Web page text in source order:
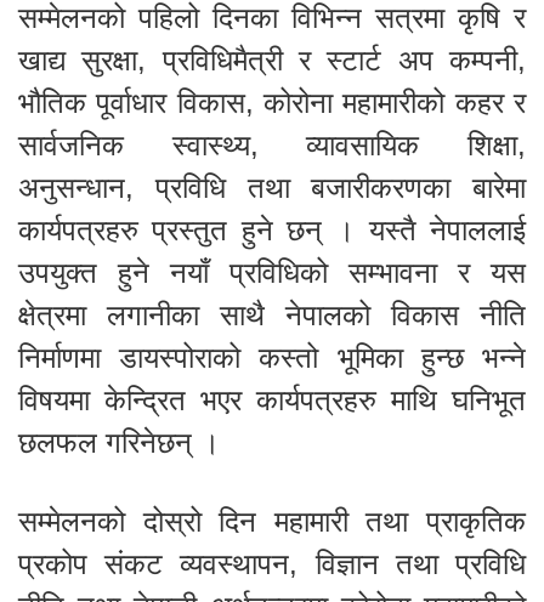
सम्मेलनको पहिलो दिनका विभिन्न सत्रमा कृषि र
खाद्य सुरक्षा, प्रविधिमैत्री र स्टार्ट अप कम्पनी,
भौतिक पूर्वाधार विकास, कोरोना महामारीको कहर र
सार्वजनिक स्वास्थ्य, व्यावसायिक शिक्षा,
अनुसन्धान, प्रविधि तथा बजारीकरणका बारेमा
कार्यपत्रहरु प्रस्तुत हुने छन् । यस्तै नेपाललाई
उपयुक्त हुने नयाँ प्रविधिको सम्भावना र यस
क्षेत्रमा लगानीका साथै नेपालको विकास नीति
निर्माणमा डायस्पोराको कस्तो भूमिका हुन्छ भन्ने
विषयमा केन्द्रित भएर कार्यपत्रहरु माथि घनिभूत
छलफल गरिनेछन् ।
सम्मेलनको दोस्रो दिन महामारी तथा प्राकृतिक
प्रकोप संकट व्यवस्थापन, विज्ञान तथा प्रविधि